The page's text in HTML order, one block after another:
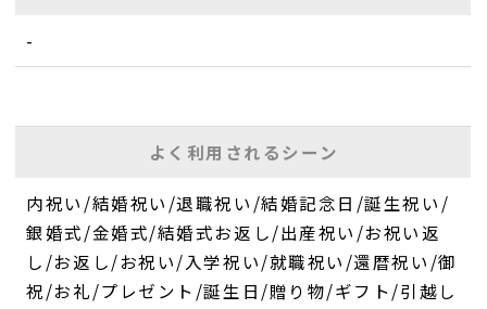
-
よく利用されるシーン
内祝い/結婚祝い/退職祝い/結婚記念日/誕生祝い/
銀婚式/金婚式/結婚式お返し/出産祝い/お祝い返
し/お返し/お祝い/入学祝い/就職祝い/還暦祝い/御
祝/お礼/プレゼント/誕生日/贈り物/ギフト/引越し